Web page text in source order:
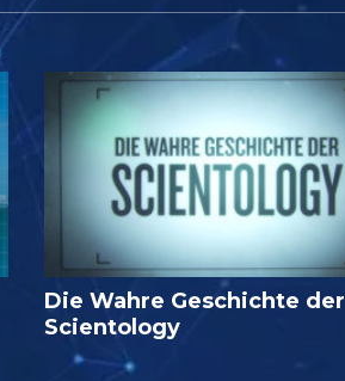
Die Wahre Geschichte der
Scientology